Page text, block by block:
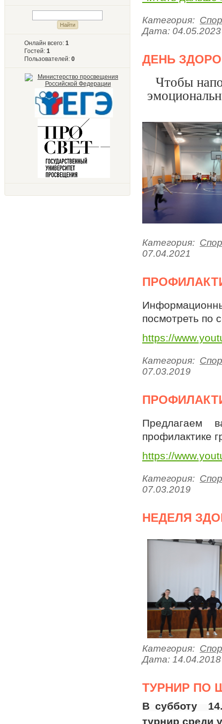
Онлайн всего: 1
Гостей: 1
Пользователей: 0
Категория:
Дата: 04.05.2023
ДЕНЬ
Чтобы
Категория:
07.04.2021
посмотреть по
https://
Категория:
07.03.2019
Предлагаем
профилактике
https://
Категория:
07.03.2019
НЕДЕЛЯ
Категория:
Дата: 14.04.2018
ТУРНИР ПО
В субботу
турнир среди